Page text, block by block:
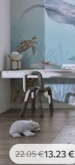
22.05€13.23€